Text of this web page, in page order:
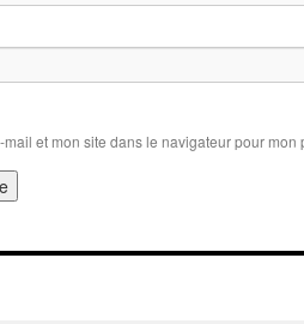
et mon site dans le navigateur pour